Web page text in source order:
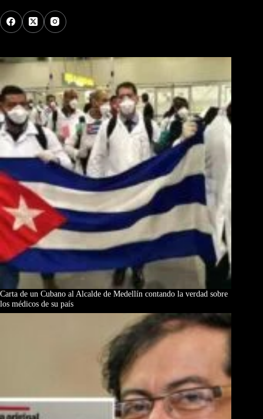
Carta de un Cubano al Alcalde de Medellín contando la verdad sobre
los médicos de su país